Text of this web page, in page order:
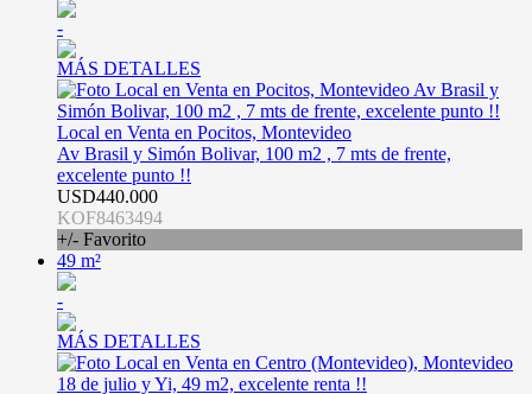
-
MÁS DETALLES
Local en Venta en Pocitos, Montevideo
Av Brasil y Simón Bolivar, 100 m2 , 7 mts de frente,
excelente punto !!
USD440.000
KOF8463494
+/- Favorito
49 m²
-
MÁS DETALLES